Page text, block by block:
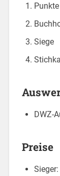
Punkte
Siege
DWZ-
Preise